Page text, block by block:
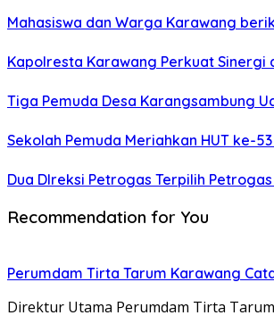
Mahasiswa dan Warga Karawang
Kapolresta Karawang Perkuat Sinergi
Tiga Pemuda Desa Karangsambung
Sekolah Pemuda Meriahkan HUT ke-53
Dua DIreksi Petrogas Terpilih
Recommendation for You
Perumdam Tirta Tarum Karawang
Direktur Utama Perumdam Tirta